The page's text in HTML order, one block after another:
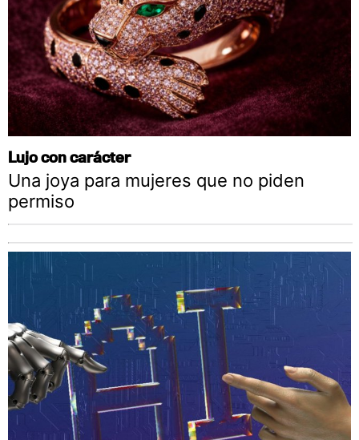
Lujo con carácter
Una joya para mujeres que no piden
permiso